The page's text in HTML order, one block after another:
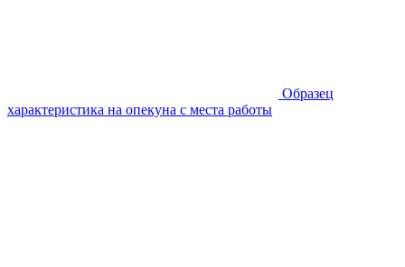
Образец
характеристика на опекуна с места работы